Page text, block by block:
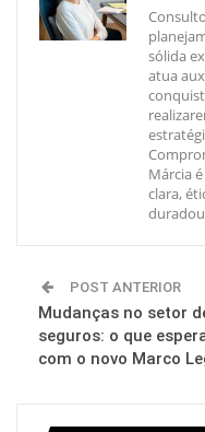
sólida
atua
Márcia
clara,
POST ANTERIOR
Mudanças no setor
seguros: o que
com o novo Marco